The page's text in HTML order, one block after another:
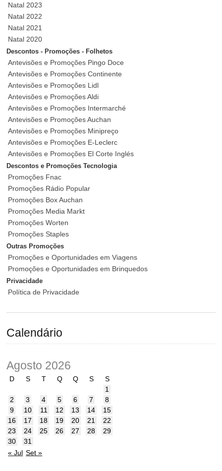
Natal 2023
Natal 2022
Natal 2021
Natal 2020
Descontos - Promoções - Folhetos
Antevisões e Promoções Pingo Doce
Antevisões e Promoções Continente
Antevisões e Promoções Lidl
Antevisões e Promoções Aldi
Antevisões e Promoções Intermarché
Antevisões e Promoções Auchan
Antevisões e Promoções Minipreço
Antevisões e Promoções E-Leclerc
Antevisões e Promoções El Corte Inglés
Descontos e Promoções Tecnologia
Promoções Fnac
Promoções Rádio Popular
Promoções Box Auchan
Promoções Media Markt
Promoções Worten
Promoções Staples
Outras Promoções
Promoções e Oportunidades em Viagens
Promoções e Oportunidades em Brinquedos
Privacidade
Política de Privacidade
Calendário
Agosto 2026
D S T Q Q S
S
1
2
3 4 5 6 7
8
9
10 11 12 13 14
15
16
17 18 19 20 21
22
23
24 25 26 27 28
29
30
31
« Jul Set »